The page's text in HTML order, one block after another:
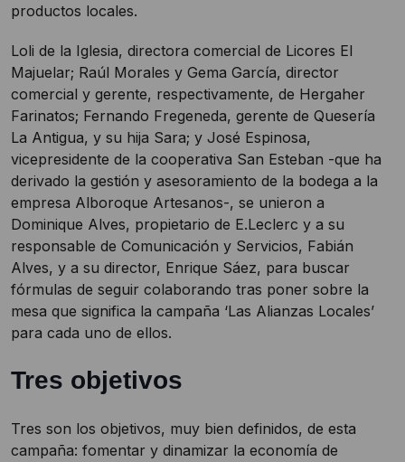
productos locales.
Loli de la Iglesia, directora comercial de Licores El
Majuelar; Raúl Morales y Gema García, director
comercial y gerente, respectivamente, de Hergaher
Farinatos; Fernando Fregeneda, gerente de Quesería
La Antigua, y su hija Sara; y José Espinosa,
vicepresidente de la cooperativa San Esteban -que ha
derivado la gestión y asesoramiento de la bodega a la
empresa Alboroque Artesanos-, se unieron a
Dominique Alves, propietario de E.Leclerc y a su
responsable de Comunicación y Servicios, Fabián
Alves, y a su director, Enrique Sáez, para buscar
fórmulas de seguir colaborando tras poner sobre la
mesa que significa la campaña ‘Las Alianzas Locales’
para cada uno de ellos.
Tres objetivos
Tres son los objetivos, muy bien definidos, de esta
campaña: fomentar y dinamizar la economía de